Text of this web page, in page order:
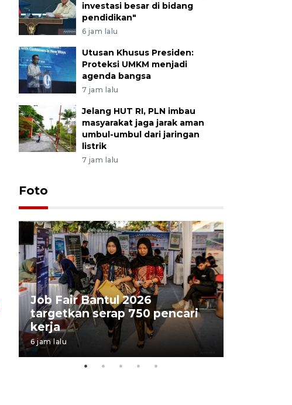
investasi besar di bidang
pendidikan"
6 jam lalu
Utusan Khusus Presiden:
Proteksi UMKM menjadi
agenda bangsa
7 jam lalu
Jelang HUT RI, PLN imbau
masyarakat jaga jarak aman
umbul-umbul dari jaringan
listrik
7 jam lalu
Foto
Job Fair Bantul 2026
targetkan serap 750 pencari
kerja
6 jam lalu